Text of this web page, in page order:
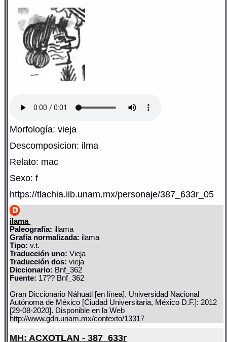
Morfología: vieja
Descomposicion: ilma
Relato: mac
Sexo: f
https://tlachia.iib.unam.mx/personaje/387_633r_05
ilama
Paleografía: illama
Grafía normalizada: ilama
Tipo: v.t.
Traducción uno: Vieja
Traducción dos: vieja
Diccionario: Bnf_362
Fuente: 17?? Bnf_362
Gran Diccionario Náhuatl [en línea]. Universidad Nacional
Autónoma de México [Ciudad Universitaria, México D.F.]: 2012
[29-08-2020]. Disponible en la Web
http://www.gdn.unam.mx/contexto/13317
MH: ACXOTLAN - 387_633r